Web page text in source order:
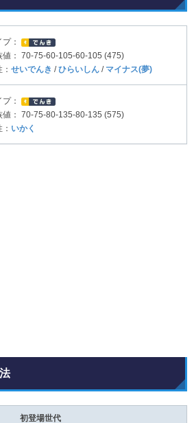
プ：
：
70-75-60-105-60-105 (475)
せいでんき /ひらいしん / マイナス(夢)
プ：
：
70-75-80-135-80-135 (575)
いかく
初登場世代